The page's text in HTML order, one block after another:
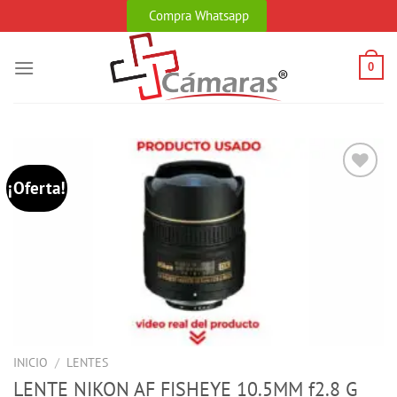
to
Compra Whatsapp
0
¡Oferta!
INICIO / LENTES
LENTE NIKON AF FISHEYE 10.5MM f2.8 G